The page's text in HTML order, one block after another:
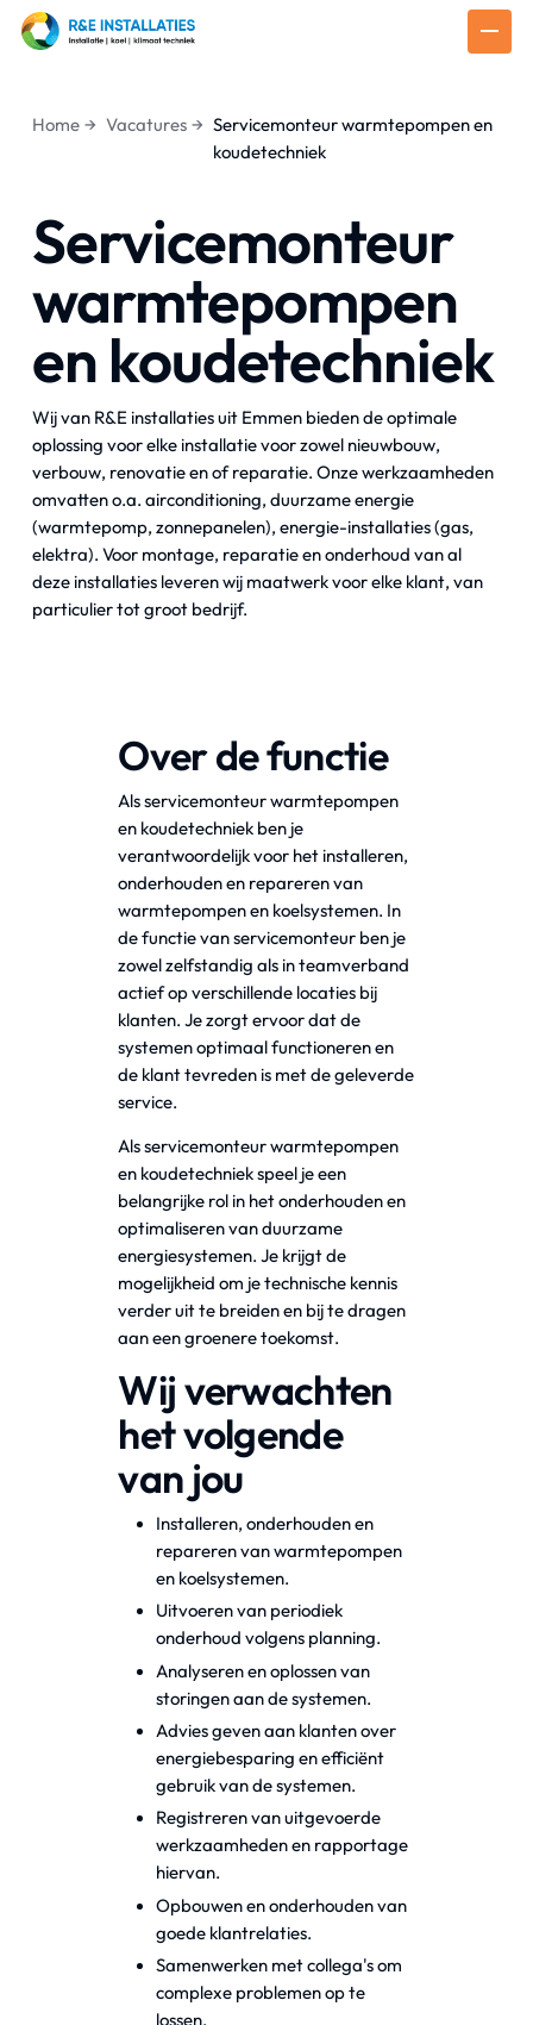
Home Vacatures
Servicemonteur warmtepompen en
koudetechniek
Servicemonteur
warmtepompen
en koudetechniek
Wij van R&E installaties uit Emmen bieden de optimale
oplossing voor elke installatie voor zowel nieuwbouw,
verbouw, renovatie en of reparatie. Onze werkzaamheden
omvatten o.a. airconditioning, duurzame energie
(warmtepomp, zonnepanelen), energie-installaties (gas,
elektra). Voor montage, reparatie en onderhoud van al
deze installaties leveren wij maatwerk voor elke klant, van
particulier tot groot bedrijf.
Over de functie
Als servicemonteur warmtepompen
en koudetechniek ben je
verantwoordelijk voor het installeren,
onderhouden en repareren van
warmtepompen en koelsystemen. In
de functie van servicemonteur ben je
zowel zelfstandig als in teamverband
actief op verschillende locaties bij
klanten. Je zorgt ervoor dat de
systemen optimaal functioneren en
de klant tevreden is met de geleverde
service.
Als servicemonteur warmtepompen
en koudetechniek speel je een
belangrijke rol in het onderhouden en
optimaliseren van duurzame
energiesystemen. Je krijgt de
mogelijkheid om je technische kennis
verder uit te breiden en bij te dragen
aan een groenere toekomst.
Wij verwachten
het volgende
van jou
Installeren, onderhouden en
repareren van warmtepompen
en koelsystemen.
Uitvoeren van periodiek
onderhoud volgens planning.
Analyseren en oplossen van
storingen aan de systemen.
Advies geven aan klanten over
energiebesparing en efficiënt
gebruik van de systemen.
Registreren van uitgevoerde
werkzaamheden en rapportage
hiervan.
Opbouwen en onderhouden van
goede klantrelaties.
Samenwerken met collega's om
complexe problemen op te